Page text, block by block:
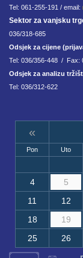
Tel: 061-255-191 / email:
Sektor za vanjsku
036/318-685
Odsjek za cijene
Tel: 036/356-448 / Fax:
Odsjek za analizu
Tel: 036/312-622
«
Pon Uto
4
5
11
12
18
19
25
26